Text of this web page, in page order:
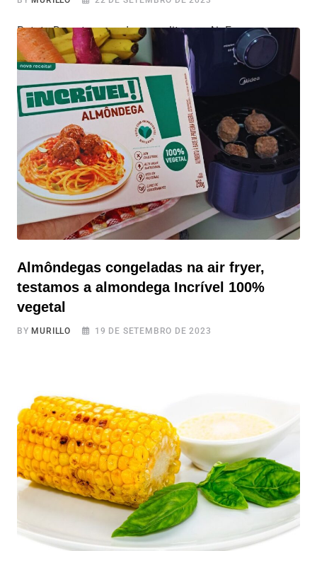
Batata-Doce temperada em palitos na Air Fryer com
apenas três ingredientes À procura de um petisco
gostoso, saudável e fácil de preparar? Não procure mais!
A Batata-Doce temperada em palitos na Air Fryer são a
solução perfeita para você. Com apenas três
ingredientes, esta receita oferece uma combinação de
sabor e benefícios para a saúde.
Almôndegas congeladas na air fryer,
testamos a almondega Incrível 100%
vegetal
BY MURILLO 19 DE SETEMBRO DE 2023
almôndegas, ou ainda não experimentou, é praticamente
certeza que você vai adorar esta receita de almôndegas
100% vegetais preparadas na Air Fryer. Além de serem
super simples de fazer, essas almôndegas são versáteis,
saborosas e vão bem com praticamente